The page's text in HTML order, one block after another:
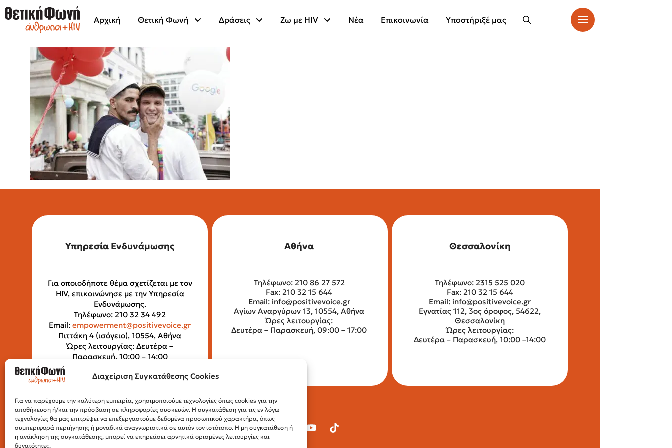
Διαχείριση Συγκατάθεσης Cookies
Για να παρέχουμε την καλύτερη εμπειρία, χρησιμοποιούμε τεχνολογίες όπως cookies για την
αποθήκευση ή/και την πρόσβαση σε πληροφορίες συσκευών. Η συγκατάθεση για τις εν λόγω
τεχνολογίες θα μας επιτρέψει να επεξεργαστούμε δεδομένα προσωπικού χαρακτήρα, όπως
συμπεριφορά περιήγησης ή μοναδικά αναγνωριστικά σε αυτόν τον ιστότοπο. Η μη συγκατάθεση ή
η ανάκληση της συγκατάθεσης, μπορεί να επηρεάσει αρνητικά ορισμένες λειτουργίες και
δυνατότητες.
Αρχική Θετική Φωνή Δράσεις Ζω με HIV Νέα Επικοινωνία Υποστήριξέ μας
Υπηρεσία Ενδυνάμωσης
Για οποιοδήποτε θέμα σχετίζεται με τον
HIV, επικοινώνησε με την Υπηρεσία
Ενδυνάμωσης.
Τηλέφωνο: 210 32 34 492
Email: empowerment@positivevoice.gr
Πιττάκη 4 (ισόγειο), 10554, Αθήνα
Ώρες λειτουργίας: Δευτέρα –
Παρασκευή, 10:00 – 14:00
Αθήνα
Τηλέφωνο: 210 86 27 572
Fax: 210 32 15 644
Email: info@positivevoice.gr
Αγίων Αναργύρων 13, 10554, Αθήνα
Ώρες λειτουργίας:
Δευτέρα – Παρασκευή, 09:00 – 17:00
Θεσσαλονίκη
Τηλέφωνο: 2315 525 020
Fax: 210 32 15 644
Email: info@positivevoice.gr
Εγνατίας 112, 3ος όροφος, 54622,
Θεσσαλονίκη
Ώρες λειτουργίας:
Δευτέρα – Παρασκευή, 10:00 –14:00